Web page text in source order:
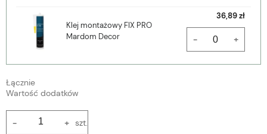
Klej montażowy FIX PRO
Mardom Decor
36,89 zł
- +
Łącznie
Wartość dodatków
+
- szt.